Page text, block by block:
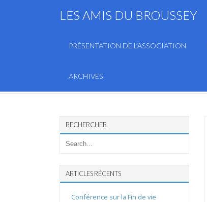
LES AMIS DU BROUSSEY
PRÉSENTATION DE L’ASSOCIATION
ARCHIVES
RECHERCHER
ARTICLES RÉCENTS
Conférence sur la Fin de vie